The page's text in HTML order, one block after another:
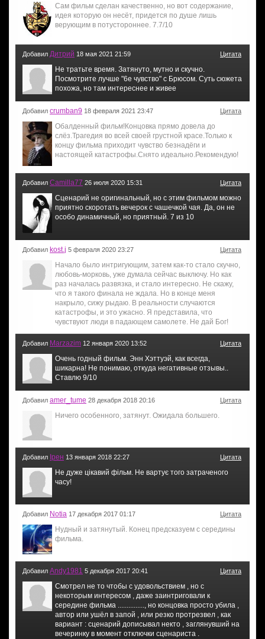
Сам фильм сделан качественно, но вот содержание,
идея которую он несёт, придется по душе лишь
верующим в потустороннее. 7.7/10
Добавил Дитрий 18 мая 2021 21:59 Цитата
Не тратьте время. Затянуто, мутно и скучно.
Посмотрите лучше "6е чувство" с Брюсом. Суть сюжета
похожа, но там интереснее и живее
Добавил crumban9 18 февраля 2021 23:47 Цитата
Обалденный фильм!Концовка прямо довела до
слёз.Трагедия во всей своей грустной красе.Только к
концу фильма приходит чувство безнадёги и
настоящей катастрофы.Снято идеально.Рекомендую!
Добавил Camilla77 26 июля 2020 15:31 Цитата
Сценарий не оригинальный, но с этим фильмом можно
приятно скоротать вечерок с чашечкой чая. Да, он не
особо динамичный, но приятный. 7 из 10
Добавил kost.j 5 февраля 2020 23:27 Цитата
Начало было интригующим, затем как-то стало скучно,
любовь-морковь, уже думала сейчас выключу. Но как
раз началась развязка, и стало интересно. Не скажу,
что я такого финала не ждала. Но в конце меня
накрыло, сижу рыдаю. В реальности случаются
катастрофы, и это ужасно. Я представила, что
чувствуют люди в падающем самолете. Не дай Бог!
Добавил Marzazim 12 января 2020 13:52 Цитата
Очень годный фильм. Энн Хэттуэй, как всегда,
шикарна! Не понимаю, откуда негативные отзывы..
Ставлю 9/10
Добавил amer_tume 28 декабря 2018 20:16 Цитата
Ничего особенного, затянут. Ожидала большего.
Добавил Ірен 13 января 2018 22:27 Цитата
Не дуже цікавий фільм. Не вартує того затраченого
часу!
Добавил Notia 17 декабря 2017 01:17 Цитата
Нудный и затянутый. Конец предсказуем с середины
фильма.
Добавил Andy1981 5 декабря 2017 20:41 Цитата
Смотрел не то чтобы с удовольствием , но с
некоторым интересом , даже заинтриговали к
середине фильма ..............., но концовка просто убила ,
автор или ушёл в запой , или резко протрезвел , как
вариант : сценарий дописывал некто , заглянувший на
вечеринку в момент отключки сценариста .